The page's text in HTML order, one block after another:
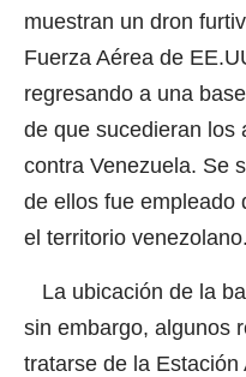
muestran un dron
Fuerza Aérea de
regresando a una
de que sucedieran los
contra Venezuela. Se
de ellos fue empleado
el territorio venezolano.
La ubicación de la
sin embargo, algunos
tratarse de la